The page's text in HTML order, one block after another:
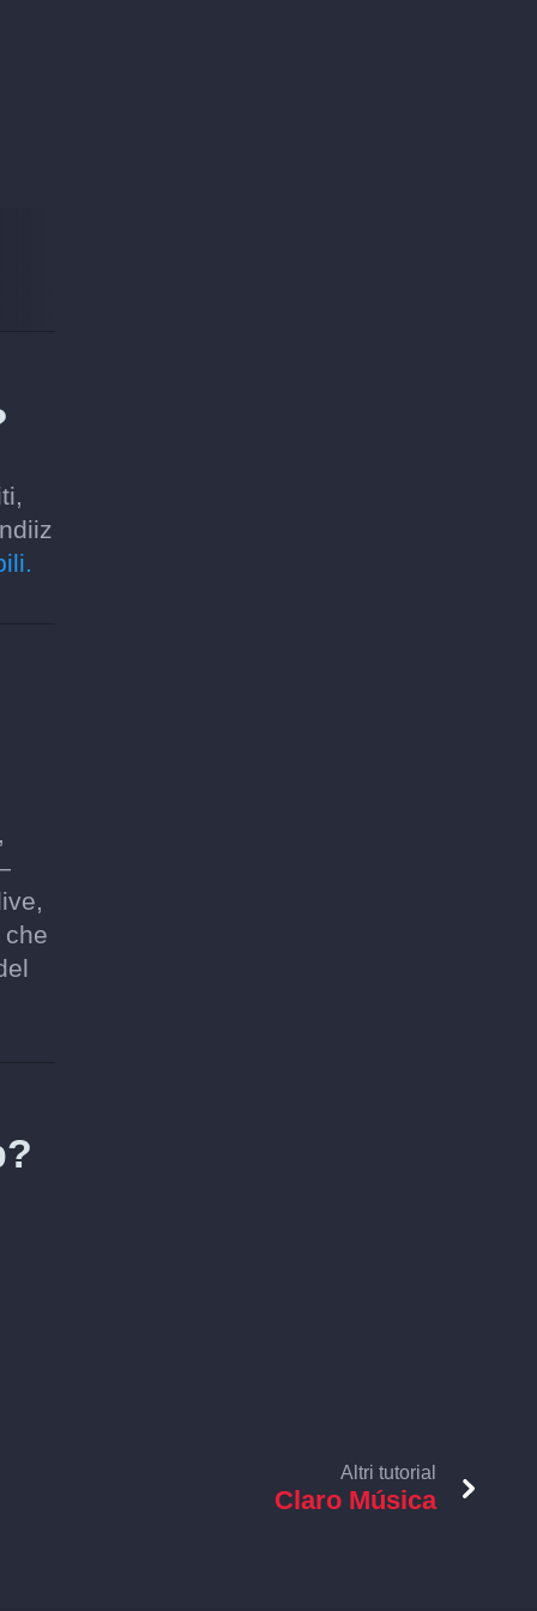
Altri tutorial
Claro Música